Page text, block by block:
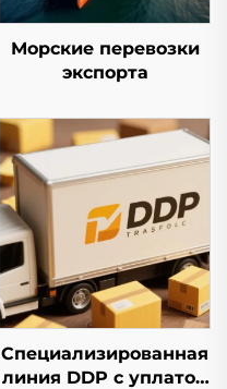
Морские перевозки
экспорта
Специализированная
линия DDP с уплатой